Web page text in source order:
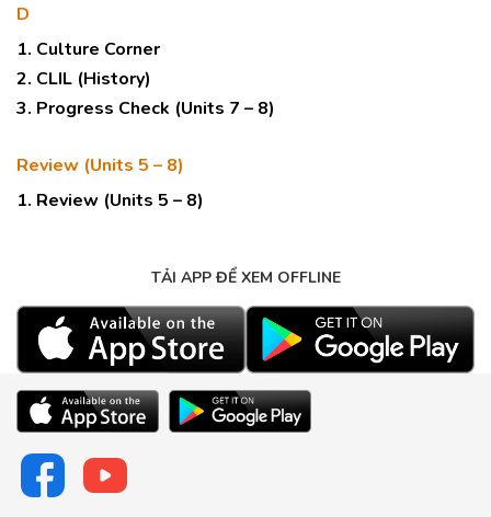
D
1. Culture Corner
2. CLIL (History)
3. Progress Check (Units 7 – 8)
Review (Units 5 – 8)
1. Review (Units 5 – 8)
TẢI APP ĐỂ XEM OFFLINE